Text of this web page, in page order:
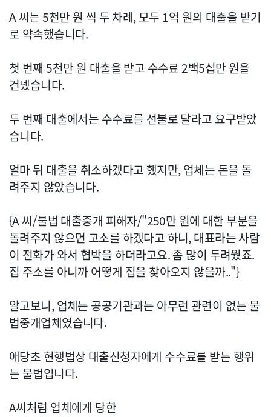
A 씨는 5천만 원 씩 두 차례, 모두 1억 원의 대출을 받기
로 약속했습니다.
첫 번째 5천만 원 대출을 받고 수수료 2백5십만 원을
건넸습니다.
두 번째 대출에서는 수수료를 선불로 달라고 요구받았
습니다.
얼마 뒤 대출을 취소하겠다고 했지만, 업체는 돈을 돌
려주지 않았습니다.
{A 씨/불법 대출중개 피해자/"250만 원에 대한 부분을
돌려주지 않으면 고소를 하겠다고 하니, 대표라는 사람
이 전화가 와서 협박을 하더라고요. 좀 많이 두려웠죠.
집 주소를 아니까 어떻게 집을 찾아오지 않을까.."}
알고보니, 업체는 공공기관과는 아무런 관련이 없는 불
법중개업체였습니다.
애당초 현행법상 대출신청자에게 수수료를 받는 행위
는 불법입니다.
A씨처럼 업체에게 당한